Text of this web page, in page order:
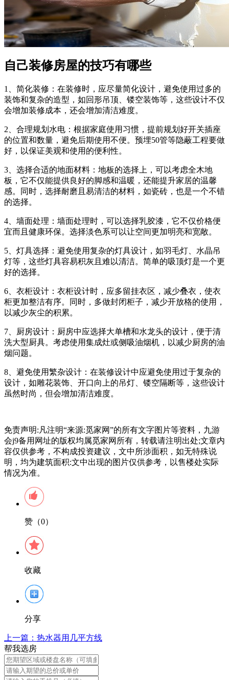
自己装修房屋的技巧有哪些
1、‌简化装修‌：在装修时，应尽量简化设计，避免使用过多的
装饰和复杂的造型，如回形吊顶、镂空装饰等，这些设计不仅
会增加装修成本，还会增加清洁难度‌。
2、‌合理规划水电‌：根据家庭使用习惯，提前规划好开关插座
的位置和数量，避免后期使用不便。预埋50管等隐蔽工程要做
好，以保证美观和使用的便利性‌。
‌3、选择合适的地面材料‌：地板的选择上，可以考虑全木地
板，它不仅能提供良好的脚感和温暖，还能提升家居的温馨
感。同时，选择耐磨且易清洁的材料，如瓷砖，也是一个不错
的选择‌。
‌4、墙面处理‌：墙面处理时，可以选择乳胶漆，它不仅价格便
宜而且健康环保。选择淡色系可以让空间更加明亮和宽敞‌。
‌5、灯具选择‌：避免使用复杂的灯具设计，如羽毛灯、水晶吊
灯等，这些灯具容易积灰且难以清洁。简单的吸顶灯是一个更
好的选择‌。
‌6、衣柜设计‌：衣柜设计时，应多留挂衣区，减少叠衣，使衣
柜更加整洁有序。同时，多做封闭柜子，减少开放格的使用，
以减少灰尘的积累‌。
‌7、厨房设计‌：厨房中应选择大单槽和水龙头的设计，便于清
洗大型厨具。考虑使用集成灶或侧吸油烟机，以减少厨房的油
烟问题‌。
‌8、避免使用繁杂设计‌：在装修设计中应避免使用过于复杂的
设计，如雕花装饰、开口向上的吊灯、镂空隔断等，这些设计
虽然时尚，但会增加清洁难度‌。
免责声明:凡注明“来源:觅家网”的所有文字图片等资料，九游
会j9备用网址的版权均属觅家网所有，转载请注明出处;文章内
容仅供参考，不构成投资建议，文中所涉面积，如无特殊说
明，均为建筑面积:文中出现的图片仅供参考，以售楼处实际
情况为准。
赞（0）
收藏
分享
上一篇： 热水器用几平方线
帮我选房